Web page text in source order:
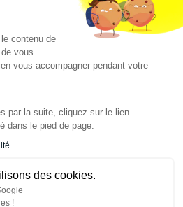
contenu de
vous
vous accompagner pendant votre
par la suite, cliquez sur le lien
dans le pied de page.
des cookies.
!
la newsletter
produits et les offres du